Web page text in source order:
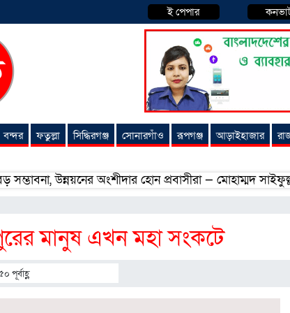
ই পেপার
বন্দর ফতুল্লা সিদ্ধিরগঞ্জ সোনারগাঁও রূপগঞ্জ আড়াইহাজার
উন্নয়নের অংশীদার হোন প্রবাসীরা — মোহাম্মদ সাইফুল্লাহ্
মানুষ এখন মহা সংকটে
পূর্বাহ্ণ